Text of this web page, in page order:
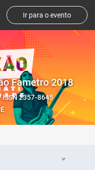
Ir para o evento
Fametro 2018
2357-8645